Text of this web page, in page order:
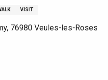
VISIT
76980 Veules-les-Roses